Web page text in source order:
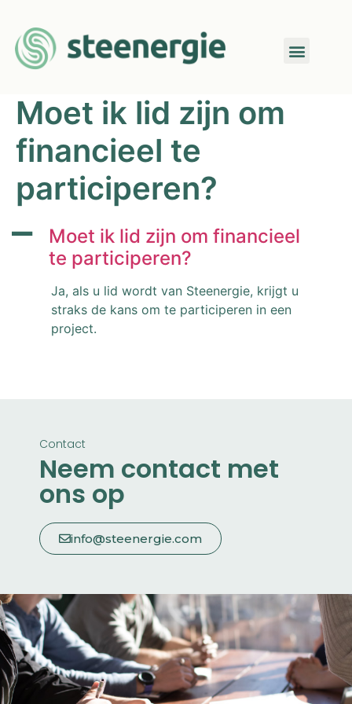
Moet ik lid zijn om
financieel te
participeren?
A
Moet ik lid zijn om financieel
te participeren?
Ja, als u lid wordt van Steenergie, krijgt u
straks de kans om te participeren in een
project.
Contact
Neem contact met
ons op
info@steenergie.com